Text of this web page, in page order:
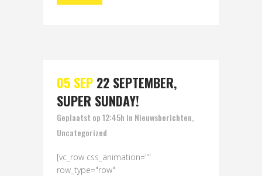
05 SEP 22 SEPTEMBER,
SUPER SUNDAY!
Geplaatst op 12:45h in Nieuwsberichten,
Uncategorized
[vc_row css_animation=""
row_type="row"